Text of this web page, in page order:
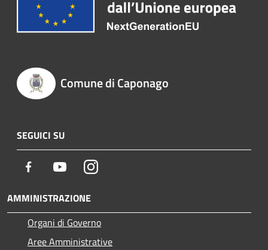
Comune di Caponago
SEGUICI SU
Facebook YoutubeInstagram
AMMINISTRAZIONE
Organi di Governo
Aree Amministrative